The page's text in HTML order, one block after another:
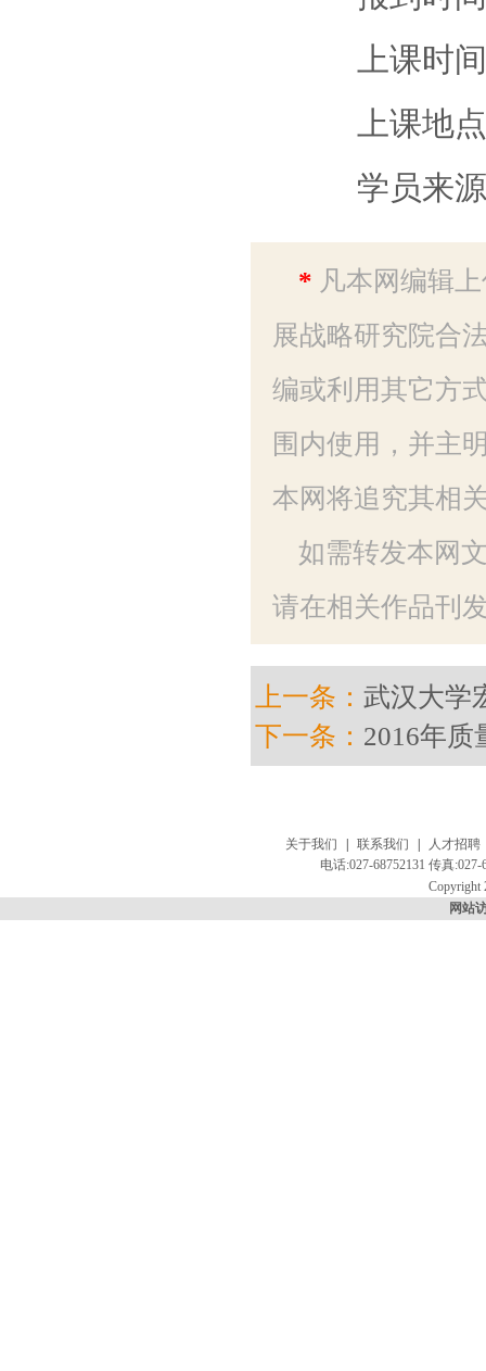
上课时间
上课地点
学员来源
* 凡本网编辑
展战略研究院合
编或利用其它方
围内使用，并主
本网将追究其相
如需转发本网
请在相关作品刊
上一条： 武汉大学
下一条： 2016年质
关于我们 联系我们
人才招聘
电话:027-68752131 传真
Copyright
网站